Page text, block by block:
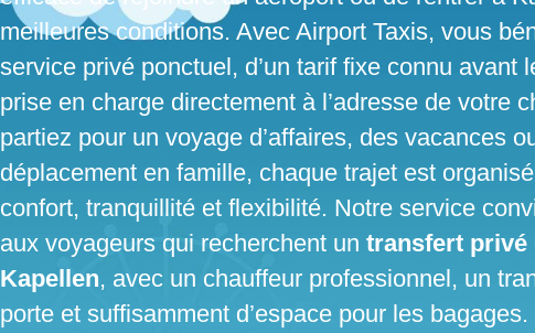
meilleures conditions. Avec Airport Taxis, vous
service privé ponctuel, d’un tarif fixe connu avant
prise en charge directement à l’adresse de votre
partiez pour un voyage d’affaires, des vacances
déplacement en famille, chaque trajet est
confort, tranquillité et flexibilité. Notre service
aux voyageurs qui recherchent un transfert privé
Kapellen, avec un chauffeur professionnel, un
porte et suffisamment d’espace pour les bagages.